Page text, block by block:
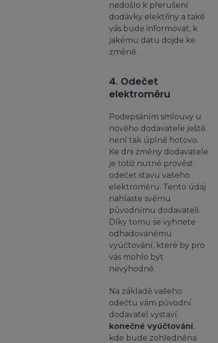
nedošlo k přerušení
dodávky elektřiny a také
vás bude informovat, k
jakému datu dojde ke
změně.
4. Odečet
elektroměru
Podepsáním smlouvy u
nového dodavatele ještě
není tak úplně hotovo.
Ke dni změny dodavatele
je totiž nutné provést
odečet stavu vašeho
elektroměru. Tento údaj
nahlaste svému
původnímu dodavateli.
Díky tomu se vyhnete
odhadovanému
vyúčtování, které by pro
vás mohlo být
nevýhodné.
Na základě vašeho
odečtu vám původní
dodavatel vystaví
konečné vyúčtování,
kde bude zohledněna